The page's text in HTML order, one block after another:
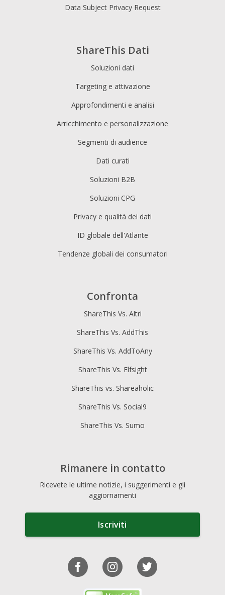
ShareThis Dati
Soluzioni dati
Targeting e attivazione
Approfondimenti e analisi
Arricchimento e personalizzazione
Segmenti di audience
Dati curati
Soluzioni B2B
Soluzioni CPG
Privacy e qualità dei dati
ID globale dell'Atlante
Tendenze globali dei consumatori
Data Subject Privacy Request
Confronta
ShareThis Vs. Altri
ShareThis Vs. AddThis
ShareThis Vs. AddToAny
ShareThis Vs. Elfsight
ShareThis vs. Shareaholic
ShareThis Vs. Social9
ShareThis Vs. Sumo
Rimanere in contatto
Ricevete le ultime notizie, i suggerimenti e gli
aggiornamenti
Iscriviti